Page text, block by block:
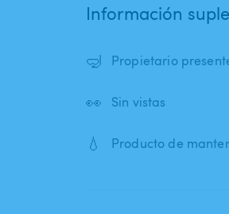
Información
🤿 Propietario
👀 Sin vistas
💧 Producto de